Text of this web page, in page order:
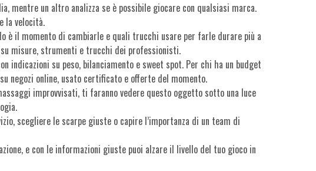
mentre un altro analizza se è possibile giocare con qualsiasi marca.
la velocità.
è il momento di cambiarle e quali trucchi usare per farle durare più a
su misure, strumenti e trucchi dei professionisti.
su peso, bilanciamento e sweet spot. Per chi ha un budget
negozi online, usato certificato e offerte del momento.
improvvisati, ti faranno vedere questo oggetto sotto una luce
scegliere le scarpe giuste o capire l’importanza di un team di
e con le informazioni giuste puoi alzare il livello del tuo gioco in